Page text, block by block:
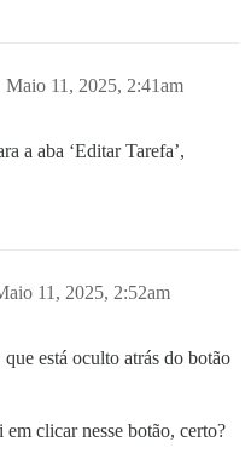
Maio 11, 2025, 2:41am
a aba ‘Editar Tarefa’,
11, 2025, 2:52am
está oculto atrás do botão
em clicar nesse botão, certo?